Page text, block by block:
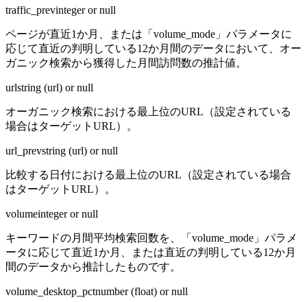
traffic_previnteger or null
ページが直近1か月、または「volume_mode」パラメータに
応じて直近の判明している12か月間のデータにおいて、オー
ガニック検索から獲得した月間訪問数の推計値。
urlstring (url) or null
オーガニック検索における最上位のURL（設定されている
場合はターゲットURL）。
url_prevstring (url) or null
比較する日付における最上位のURL（設定されている場合
はターゲットURL）。
volumeinteger or null
キーワードの月間平均検索回数を、「volume_mode」パラメ
ータに応じて直近1か月、または直近の判明している12か月
間のデータから推計したものです。
volume_desktop_pctnumber (float) or null